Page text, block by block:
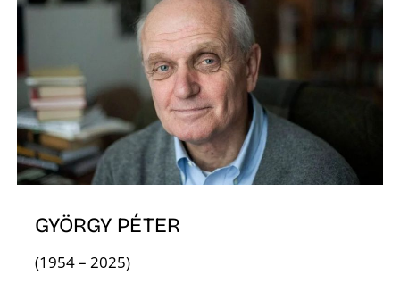
GYÖRGY PÉTER
(1954 – 2025)